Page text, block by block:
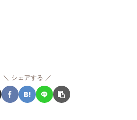
シェアする